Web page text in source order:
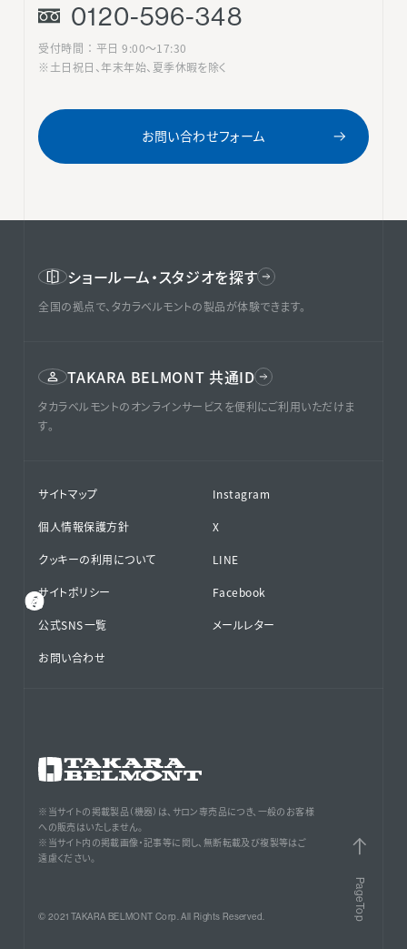
0120-596-348
受付時間 ： 平日 9:00〜17:30
※土日祝日、年末年始、夏季休暇を除く
お問い合わせフォーム
ショールーム・スタジオを探す
全国の拠点で、タカラベルモントの製品が体験できます。
TAKARA BELMONT 共通ID
タカラベルモントのオンラインサービスを便利にご利用いただけま
す。
サイトマップ
個人情報保護方針
クッキーの利用について
サイトポリシー
公式SNS⁨⁩一覧
お問い合わせ
Instagram
X
LINE
Facebook
メールレター
※当サイトの掲載製品（機器）は、サロン専売品につき、一般のお客様
への販売はいたしません。
※当サイト内の掲載画像・記事等に関し、無断転載及び複製等はご
遠慮ください。
© 2021 TAKARA BELMONT Corp. All Rights Reserved. PageTop